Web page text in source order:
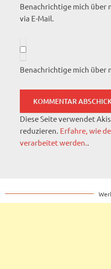
Benachrichtige mich über
via E-Mail.
Benachrichtige mich über
Diese Seite verwendet
reduzieren. Erfahre, wie
verarbeitet werden..